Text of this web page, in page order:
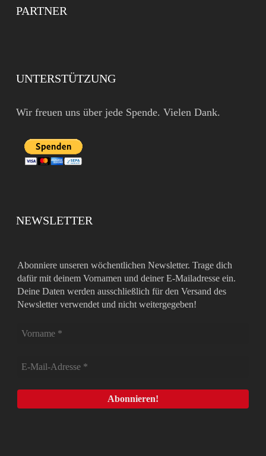
PARTNER
UNTERSTÜTZUNG
Wir freuen uns über jede Spende. Vielen Dank.
NEWSLETTER
Abonniere unseren wöchentlichen Newsletter. Trage dich
dafür mit deinem Vornamen und deiner E-Mailadresse ein.
Deine Daten werden ausschließlich für den Versand des
Newsletter verwendet und nicht weitergegeben!